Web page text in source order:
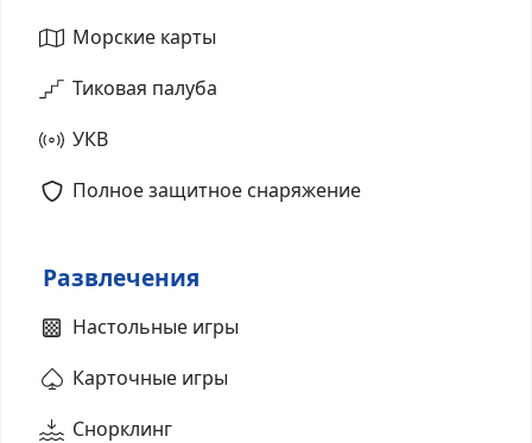
Морские карты
Тиковая палуба
УКВ
Полное защитное снаряжение
Развлечения
Настольные игры
Карточные игры
Снорклинг